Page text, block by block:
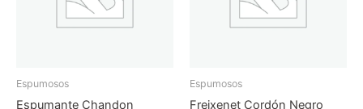
Espumosos
Espumante Chandon
Espumosos
Freixenet Cordón Negro